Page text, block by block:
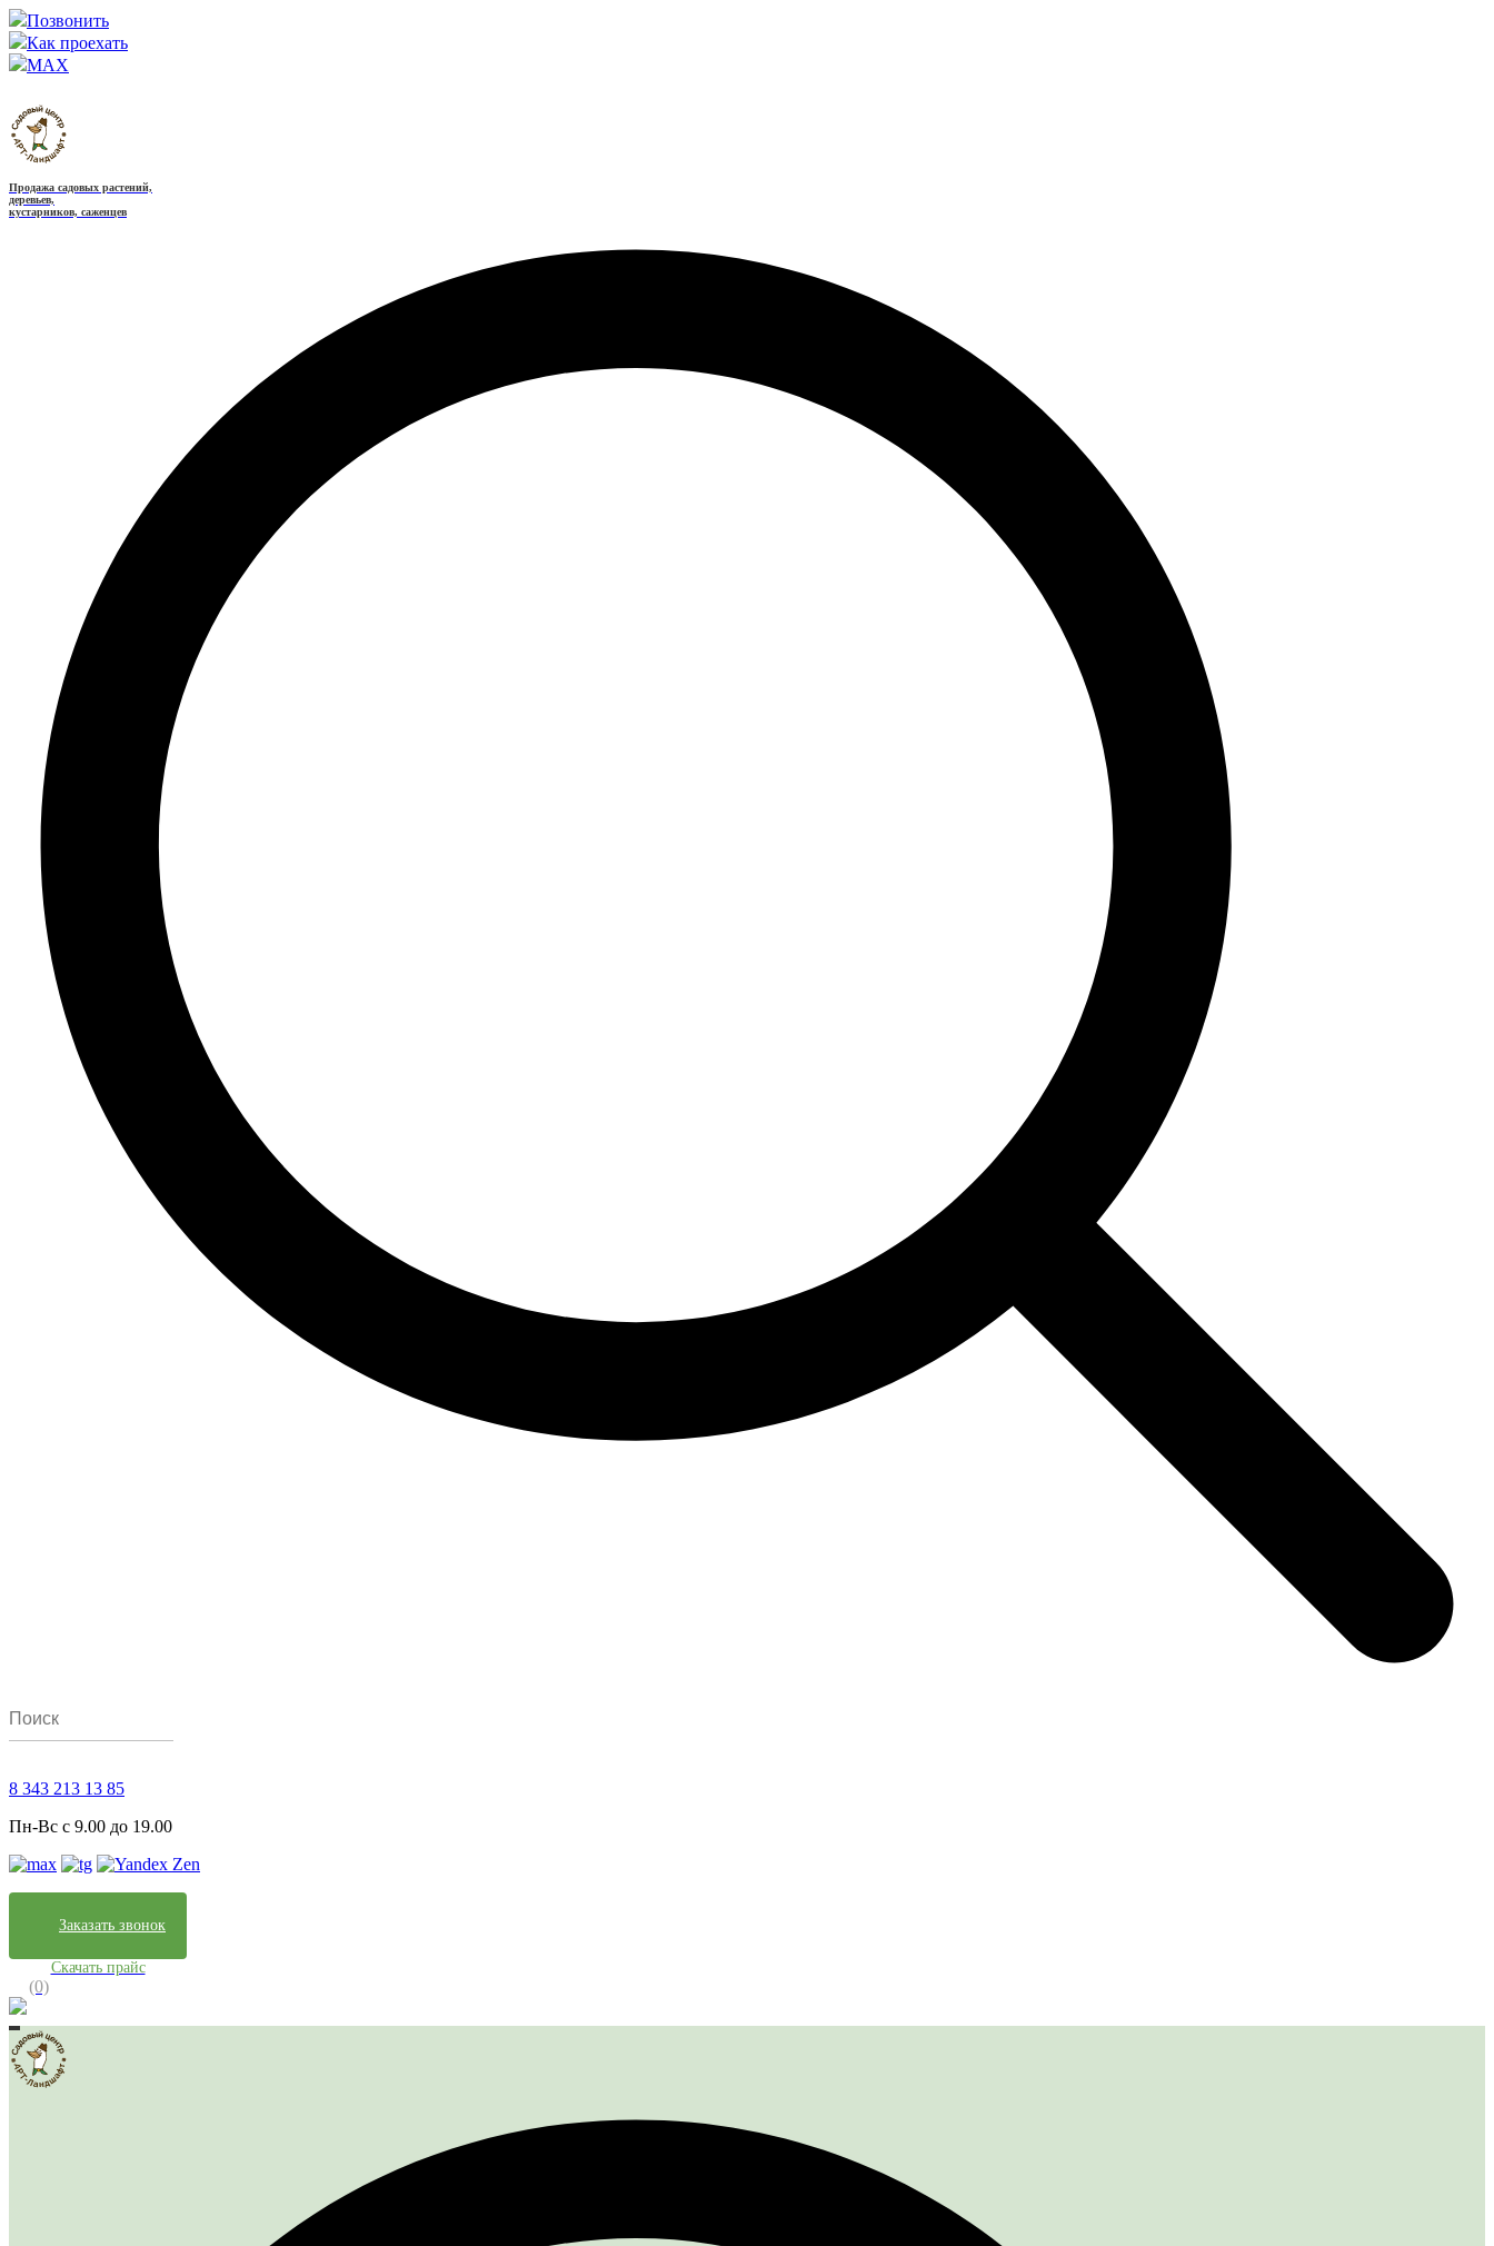
Позвонить
Как проехать
MAX
Продажа садовых растений,
деревьев,
кустарников, саженцев
8 343 213 13 85
Пн-Вс с 9.00 до 19.00
Заказать звонок
Скачать прайс
(0)